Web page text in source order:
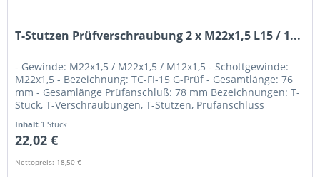
T-Stutzen Prüfverschraubung 2 x M22x1,5 L15 / 1...
- Gewinde: M22x1,5 / M22x1,5 / M12x1,5 - Schottgewinde:
M22x1,5 - Bezeichnung: TC-FI-15 G-Prüf - Gesamtlänge: 76
mm - Gesamlänge Prüfanschluß: 78 mm Bezeichnungen: T-
Stück, T-Verschraubungen, T-Stutzen, Prüfanschluss
Inhalt 1 Stück
22,02 €
Nettopreis: 18,50 €